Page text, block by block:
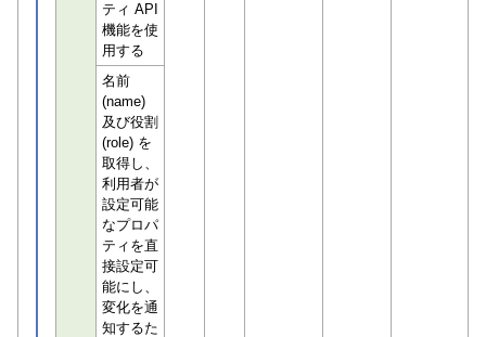
ティ API
機能を使
用する
名前
(name)
及び役割
(role) を
取得し、
利用者が
設定可能
なプロパ
ティを直
接設定可
能にし、
変化を通
知するた